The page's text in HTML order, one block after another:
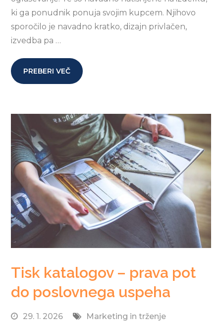
ki ga ponudnik ponuja svojim kupcem. Njihovo
sporočilo je navadno kratko, dizajn privlačen,
izvedba pa …
PREBERI VEČ
Tisk katalogov – prava pot
do poslovnega uspeha
29. 1. 2026 Marketing in trženje